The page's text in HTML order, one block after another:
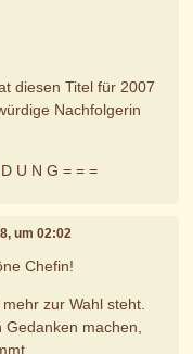
diesen Titel für 2007
Nachfolgerin
U N G = = =
um 02:02
Chefin!
zur Wahl steht.
machen,